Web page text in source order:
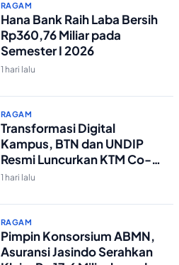
RAGAM
Hana Bank Raih Laba Bersih
Rp360,76 Miliar pada
Semester I 2026
1 hari lalu
RAGAM
Transformasi Digital
Kampus, BTN dan UNDIP
Resmi Luncurkan KTM Co-
Branding untuk 17.000
1 hari lalu
RAGAM
Pimpin Konsorsium ABMN,
Asuransi Jasindo Serahkan